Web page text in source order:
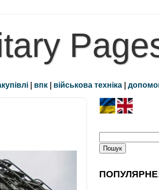
| впк | військова техніка |